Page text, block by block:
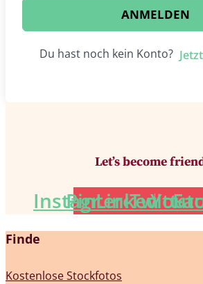
ANMELDEN
Du hast noch kein Konto?
Let’s become
Instagram
Pinterest
Linkedin
Twitter
Finde
Kostenlose Stockfotos